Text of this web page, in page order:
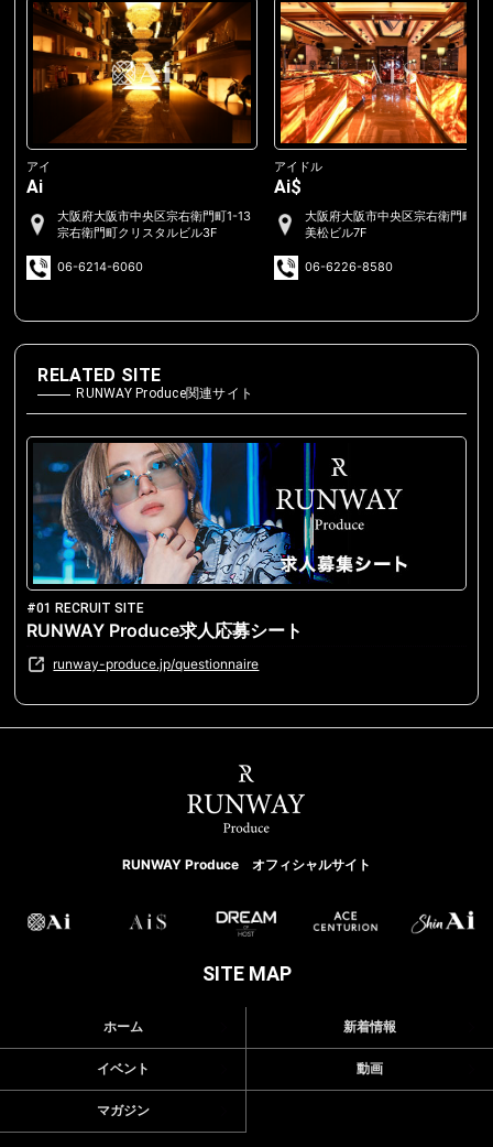
アイ
Ai
大阪府大阪市中央区宗右衛門町1-13
宗右衛門町クリスタルビル3F
06-6214-6060
アイドル
Ai$
大阪府大阪市中央区宗右衛門町2-
美松ビル7F
06-6226-8580
RELATED SITE
RUNWAY Produce関連サイト
#01 RECRUIT SITE
RUNWAY Produce求人応募シート
runway-produce.jp/questionnaire
RUNWAY Produce オフィシャルサイト
SITE MAP
ホーム 新着情報
イベント 動画
マガジン